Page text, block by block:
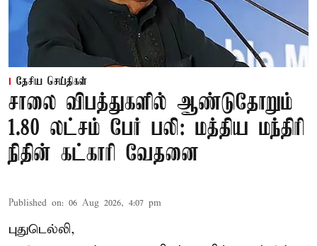
தேசிய செய்திகள்
சாலை விபத்துகளில் ஆண்டுதோறும்
1.80 லட்சம் பேர் பலி: மத்திய மந்திரி
நிதின் கட்காரி வேதனை
Published on: 06 Aug 2026, 4:07 pm
புதுடெல்லி,